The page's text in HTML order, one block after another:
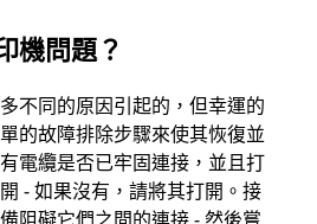
機問題？
不同的原因引起的，但幸運的
的故障排除步驟來使其恢復並
電纜是否已牢固連接，並且打
- 如果沒有，請將其打開。接
阻礙它們之間的連接 - 然後嘗